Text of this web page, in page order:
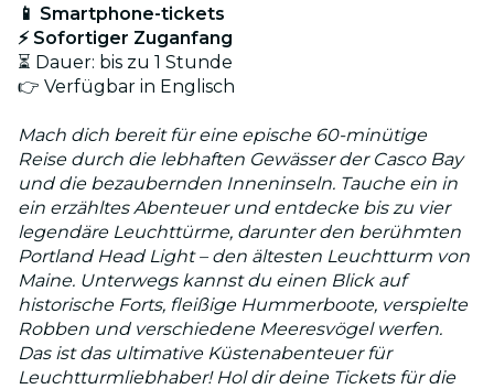
📱 Smartphone-tickets
⚡ Sofortiger Zuganfang
⏳ Dauer: bis zu 1 Stunde
👉 Verfügbar in Englisch
Mach dich bereit für eine epische 60-minütige
Reise durch die lebhaften Gewässer der Casco Bay
und die bezaubernden Inneninseln. Tauche ein in
ein erzähltes Abenteuer und entdecke bis zu vier
legendäre Leuchttürme, darunter den berühmten
Portland Head Light – den ältesten Leuchtturm von
Maine. Unterwegs kannst du einen Blick auf
historische Forts, fleißige Hummerboote, verspielte
Robben und verschiedene Meeresvögel werfen.
Das ist das ultimative Küstenabenteuer für
Leuchtturmliebhaber! Hol dir deine Tickets für die